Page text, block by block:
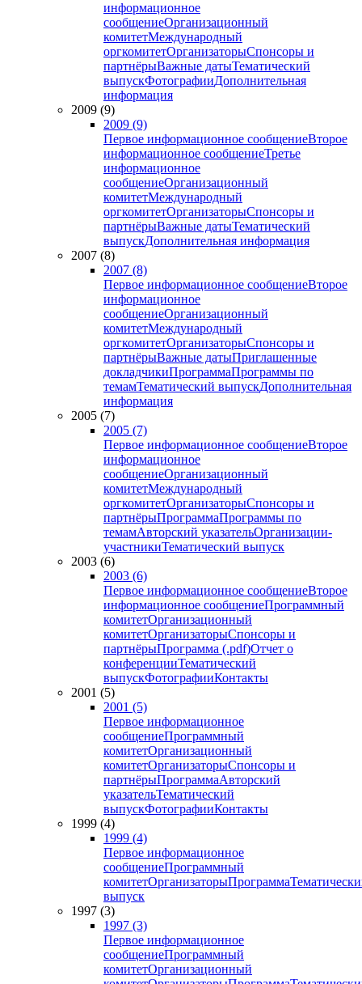
информационное
сообщениеОрганизационный
комитетМеждународный
оргкомитетОрганизаторыСпонсоры и
партнёрыВажные датыТематический
выпускФотографииДополнительная
информация
2009 (9)
2009 (9)
Первое информационное сообщениеВторое
информационное сообщениеТретье
информационное
сообщениеОрганизационный
комитетМеждународный
оргкомитетОрганизаторыСпонсоры и
партнёрыВажные датыТематический
выпускДополнительная информация
2007 (8)
2007 (8)
Первое информационное сообщениеВторое
информационное
сообщениеОрганизационный
комитетМеждународный
оргкомитетОрганизаторыСпонсоры и
партнёрыВажные датыПриглашенные
докладчикиПрограммаПрограммы по
темамТематический выпускДополнительная
информация
2005 (7)
2005 (7)
Первое информационное сообщениеВторое
информационное
сообщениеОрганизационный
комитетМеждународный
оргкомитетОрганизаторыСпонсоры и
партнёрыПрограммаПрограммы по
темамАвторский указательОрганизации-
участникиТематический выпуск
2003 (6)
2003 (6)
Первое информационное сообщениеВторое
информационное сообщениеПрограммный
комитетОрганизационный
комитетОрганизаторыСпонсоры и
партнёрыПрограмма (.pdf)Отчет о
конференцииТематический
выпускФотографииКонтакты
2001 (5)
2001 (5)
Первое информационное
сообщениеПрограммный
комитетОрганизационный
комитетОрганизаторыСпонсоры и
партнёрыПрограммаАвторский
указательТематический
выпускФотографииКонтакты
1999 (4)
1999 (4)
Первое информационное
сообщениеПрограммный
комитетОрганизаторыПрограмма
выпуск
1997 (3)
1997 (3)
Первое информационное
сообщениеПрограммный
комитетОрганизационный